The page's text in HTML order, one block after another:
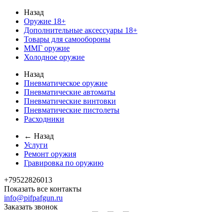
Назад
Оружие 18+
Дополнительные аксессуары 18+
Товары для самообороны
ММГ оружие
Холодное оружие
Назад
Пневматическое оружие
Пневматические автоматы
Пневматические винтовки
Пневматические пистолеты
Расходники
← Назад
Услуги
Ремонт оружия
Гравировка по оружию
+79522826013
Показать все контакты
info@pifpafgun.ru
Заказать звонок